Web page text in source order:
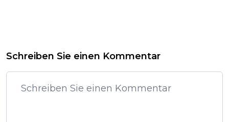
Schreiben Sie einen Kommentar